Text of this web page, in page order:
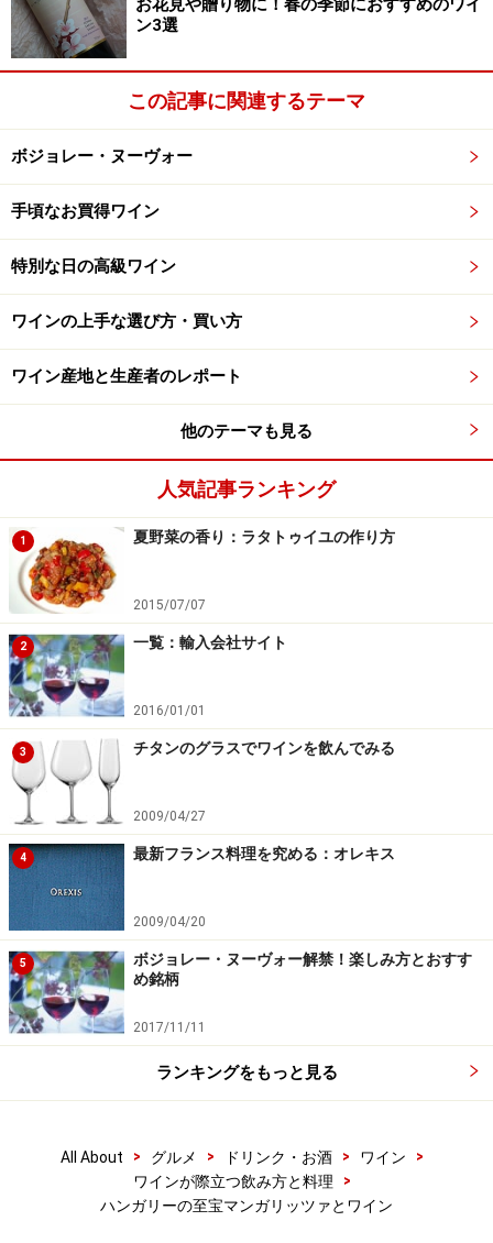
お花見や贈り物に！春の季節におすすめのワイ
ン3選
この記事に関連するテーマ
ボジョレー・ヌーヴォー
手頃なお買得ワイン
特別な日の高級ワイン
ワインの上手な選び方・買い方
ワイン産地と生産者のレポート
他のテーマも見る
人気記事ランキング
1 夏野菜の香り：ラタトゥイユの作り方
2015/07/07
2 一覧：輸入会社サイト
2016/01/01
3 チタンのグラスでワインを飲んでみる
2009/04/27
4 最新フランス料理を究める：オレキス
2009/04/20
5
ボジョレー・ヌーヴォー解禁！楽しみ方とおすす
め銘柄
2017/11/11
ランキングをもっと見る
All About > グルメ > ドリンク・お酒 > ワイン
>
ワインが際立つ飲み方と料理
>
ハンガリーの至宝マンガリッツァとワイン